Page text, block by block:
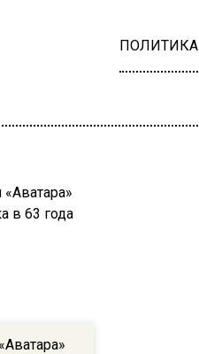
ПОЛИТИКА